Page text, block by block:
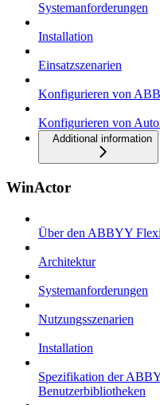
Systemanforderungen
Installation
Einsatzszenarien
Konfigurieren von
Konfigurieren von
Additional information
WinActor
Über den ABBYY
Architektur
Systemanforderungen
Nutzungsszenarien
Installation
Spezifikation der
Benutzerbibliotheken